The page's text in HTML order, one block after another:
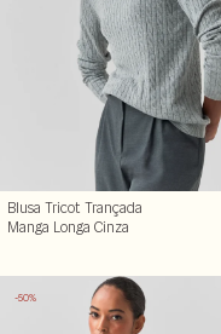
Blusa Tricot Trançada
Manga Longa Cinza
-50%